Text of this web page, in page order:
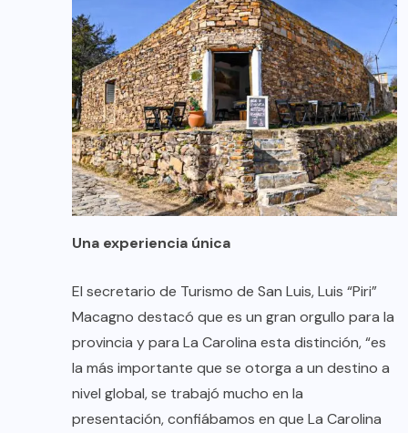
Una experiencia única
El secretario de Turismo de San Luis, Luis “Piri”
Macagno destacó que es un gran orgullo para la
provincia y para La Carolina esta distinción, “es
la más importante que se otorga a un destino a
nivel global, se trabajó mucho en la
presentación, confiábamos en que La Carolina